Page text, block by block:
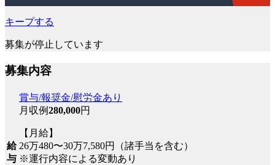
キープする
募集が停止しています
募集内容
給
与
賞与/報奨金/慰労金あり
月収例280,000円
【月給】
26万480〜30万7,580円（諸手当を含む）
※運行内容による変動あり